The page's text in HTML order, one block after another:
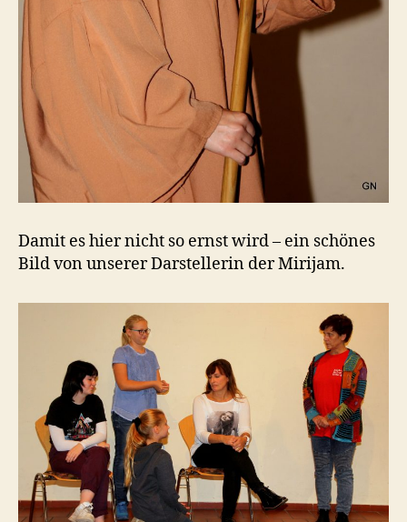
Damit es hier nicht so ernst wird – ein schönes
Bild von unserer Darstellerin der Mirijam.